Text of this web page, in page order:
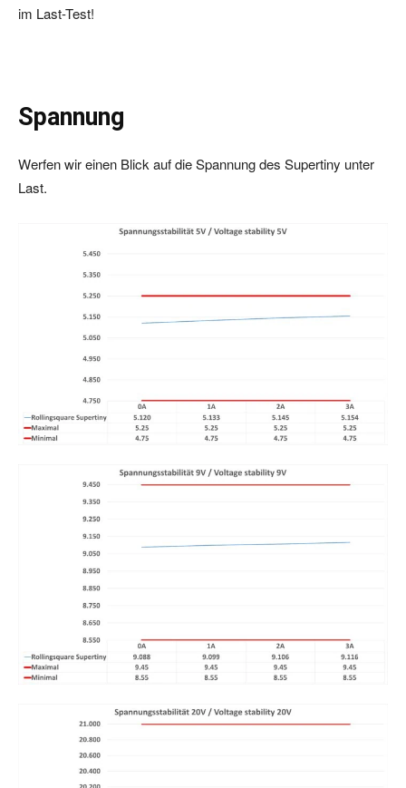
im Last-Test!
Spannung
Werfen wir einen Blick auf die Spannung des Supertiny unter
Last.